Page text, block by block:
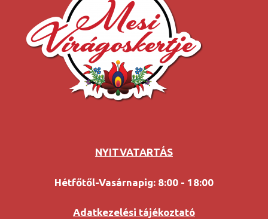
NYITVATARTÁS
Hétfőtől-Vasárnapig: 8:00 - 18:00
Adatkezelési tájékoztató